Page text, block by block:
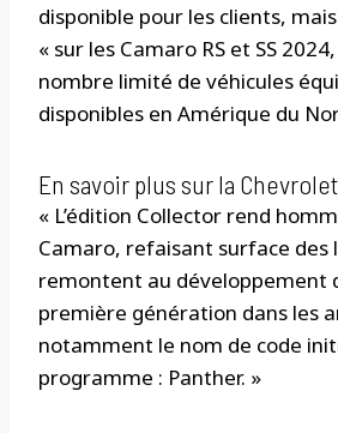
disponible pour les clients,
« sur les Camaro RS et SS
nombre limité de véhicules
disponibles en Amérique du
En savoir plus sur la
« L’édition Collector rend
Camaro, refaisant surface des
remontent au développement
première génération dans les
notamment le nom de code
programme : Panther. »